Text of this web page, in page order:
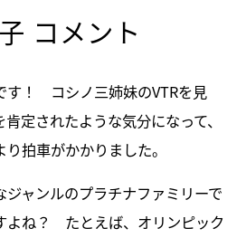
コメント
す！ コシノ三姉妹のVTRを見
定されたような気分になって、
拍車がかかりました。
ャンルのプラチナファミリーで
よね？ たとえば、オリンピック